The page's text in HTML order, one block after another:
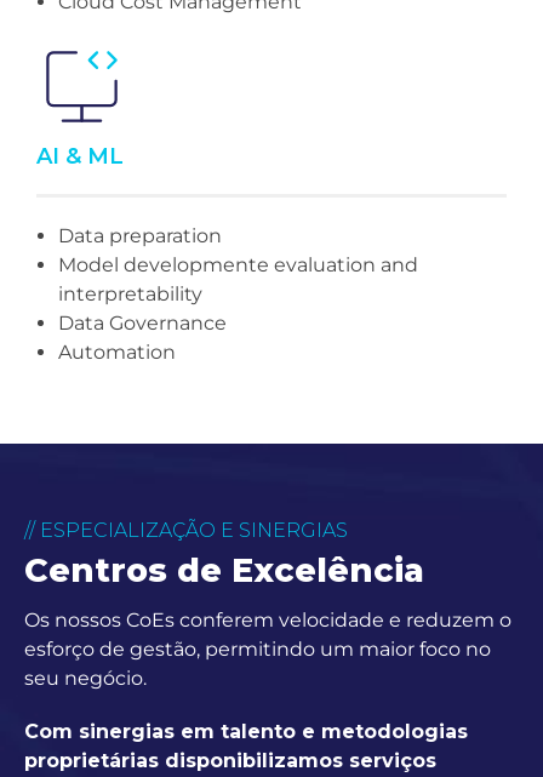
AI & ML
Data preparation
Model developmente evaluation and
interpretability
Data Governance
Automation
// ESPECIALIZAÇÃO E SINERGIAS
Centros de Excelência
Os nossos CoEs conferem velocidade e reduzem o
esforço de gestão, permitindo um maior foco no
seu negócio.
Com sinergias em talento e metodologias
proprietárias disponibilizamos serviços